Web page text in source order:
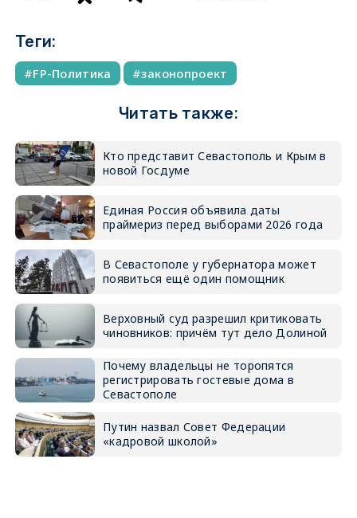
Теги:
FP-Политика законопроект
Читать также:
Кто представит Севастополь и Крым в
новой Госдуме
Единая Россия объявила даты
праймериз перед выборами 2026 года
В Севастополе у губернатора может
появиться ещё один помощник
Верховный суд разрешил критиковать
чиновников: причём тут дело Долиной
Почему владельцы не торопятся
регистрировать гостевые дома в
Севастополе
Путин назвал Совет Федерации
«кадровой школой»